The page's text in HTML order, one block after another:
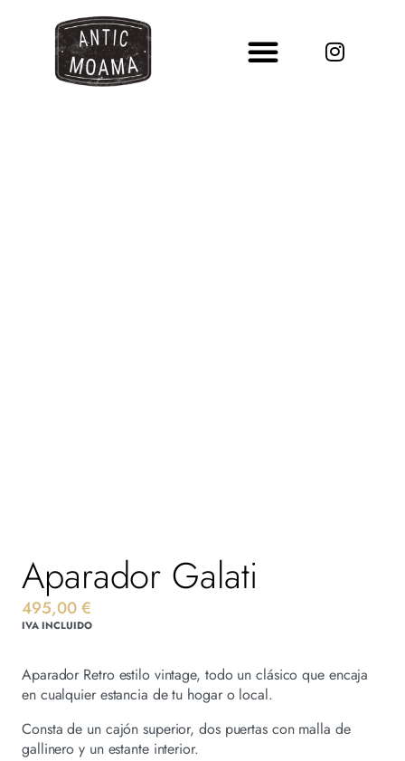
Aparador Galati
495,00€
IVA INCLUIDO
Aparador Retro estilo vintage, todo un clásico que encaja
en cualquier estancia de tu hogar o local.
Consta de un cajón superior, dos puertas con malla de
gallinero y un estante interior.